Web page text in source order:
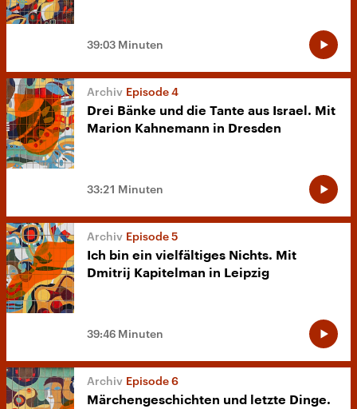
39:03 Minuten
Episode 4
Drei Bänke und die Tante aus Israel. Mit
Marion Kahnemann in Dresden
33:21 Minuten
Episode 5
Ich bin ein vielfältiges Nichts. Mit
Dmitrij Kapitelman in Leipzig
39:46 Minuten
Episode 6
Märchengeschichten und letzte Dinge.